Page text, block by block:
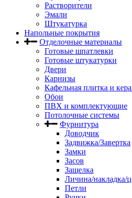
Растворители
Эмали
Штукатурка
Напольные покрытия
Отделочные материалы
Готовые шпатлевки
Готовые штукатурки
Двери
Карнизы
Кафельная плитка и
Обои
ПВХ и комплектующие
Потолочные системы
Фурнитура
Доводчик
Задвижка/Завертка
Замки
Засов
Защелка
Личина/накладка/
Петли